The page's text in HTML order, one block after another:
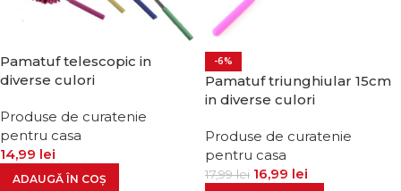
Pamatuf telescopic in
diverse culori
Produse de curatenie
pentru casa
14,99 lei
ADAUGĂ ÎN COȘ
-6%
Pamatuf triunghiular 15cm
in diverse culori
Produse de curatenie
pentru casa
17,99lei 16,99 lei